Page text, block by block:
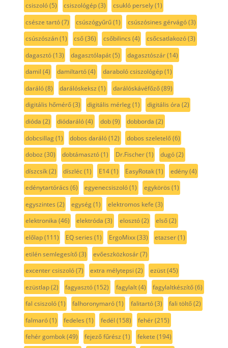
csiszoló(5) csiszológép(3) csukló persely(1)
csésze tartó(7) csúszógyűrű(1) csúszósines gérvágó(3)
csúszószán(1) cső(36) csőbilincs (4) csőcsatlakozó(3)
dagasztó(13) dagasztólapát(5) dagasztószár(14)
damil (4) damiltartó(4) daraboló csiszológép(1)
daráló(8) darálóskeksz (1) darálóskávéfőző(89)
digitális hőmérő(3) digitális mérleg(1) digitális óra (2)
dióda (2) diódaráló(4) dob(9) dobborda (2)
dobcsillag(1) dobos daráló(12) dobos szeletelő(6)
doboz (30) dobtámasztó(1) Dr.Fischer(1) dugó(2)
díszcsík(2) díszléc(1) E14(1) EasyRotak(1) edény(4)
edénytartórács (6) egyenecsiszoló(1) egykörös (1)
egyszintes (2) egység(1) elektromos kefe (3)
elektronika (46) elektróda (3) elosztó(2) első(2)
előlap(111) EQ series (1) ErgoMixx(33) etazser(1)
etilén semlegesítő(3) evőeszközkosár(7)
excenter csiszoló(7) extra mélytepsi (2) ezüst(45)
ezüstlap(2) fagyasztó(152) fagylalt(4) fagylaltkészítő(6)
fal csiszoló(1) falhoronymaró(1) falitartó(3) fali töltő(2)
falmaró(1) fedeles (1) fedél (158) fehér(215)
fehér gombok(49) fejező fűrész (1) fekete (194)